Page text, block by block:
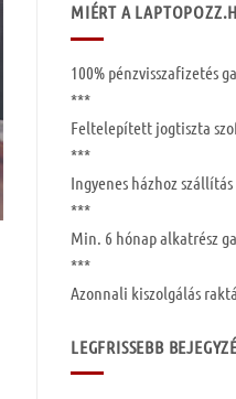
MIÉRT A
100% pénzvisszafizetés
***
Feltelepített jogtiszta
***
Ingyenes házhoz szállítás
***
Min. 6 hónapalkatrész
***
Azonnali kiszolgálás
LEGFRISSEBB